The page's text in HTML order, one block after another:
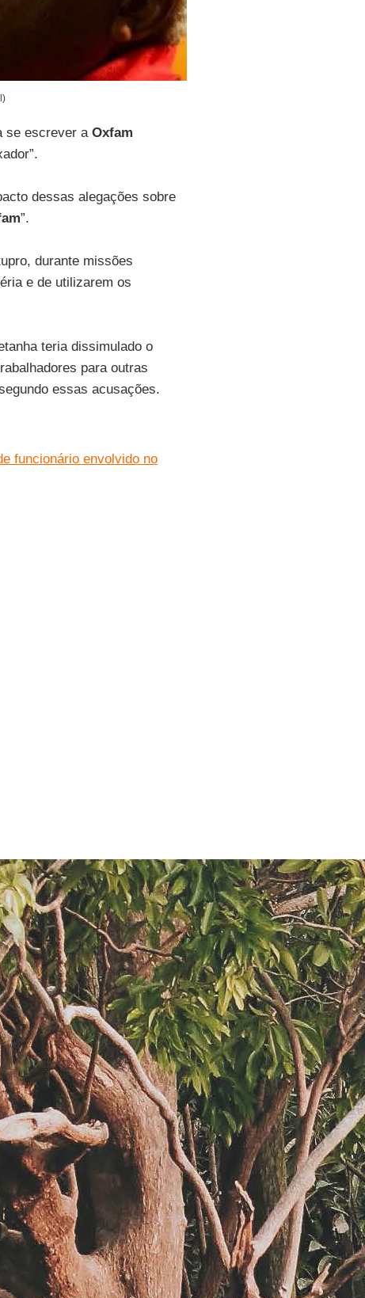
se escrever a Oxfam
dessas alegações sobre
”.
durante missões
e de utilizarem os
teria dissimulado o
para outras
essas acusações.
funcionário envolvido no